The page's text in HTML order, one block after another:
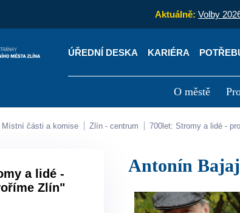
Aktuálně: Volby
ÚŘEDNÍ DESKA KARIÉRA
O městě
Úřední deska
Místní části a komise Zlín - centrum 700let: Stromy a lidé -
a lidé -
Zlín"
Antonín